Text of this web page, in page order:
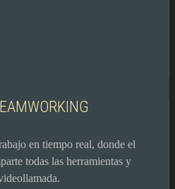
en tiempo real, donde el
todas las herramientas y